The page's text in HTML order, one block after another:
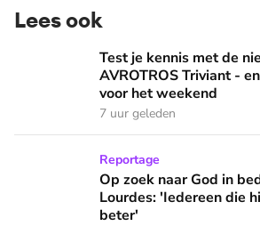
Lees ook
Test je kennis met de nieuwe
Test je kennis met de
AVROTROS Triviant -
voor het weekend
7 uur geleden
Op zoek naar God in
Reportage
Op zoek naar God in
Lourdes: 'Iedereen die
beter'